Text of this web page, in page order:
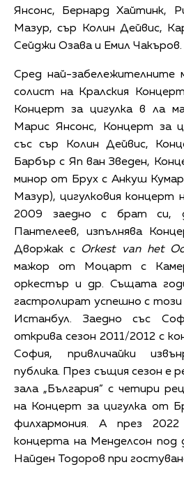
Янсонс, Бернард Хайтинк,
Мазур, сър Колин Дейвис,
Сейджи Озава и Емил Чакъров.
Сред най-забележителните
солист на Кралския
Концерт за цигулка в ла
Марис Янсонс, Концерт за
със сър Колин Дейвис,
Барбър с Яп ван Зведен,
минор от Брух с Анкуш
Мазур), цигулковия концерт
2009 заедно с брат си,
Пантелеев, изпълнява
Дворжак с
Orkest van het
мажор от Моцарт с
оркестър и др. Същата
гастролират успешно с
Истанбул. Заедно със
открива сезон 2011/2012 с
София, привличайки
публика. През същия сезон е
зала „България” с четири
на Концерт за цигулка от
филхармония. А през
концерта на Менделсон
Найден Тодоров при